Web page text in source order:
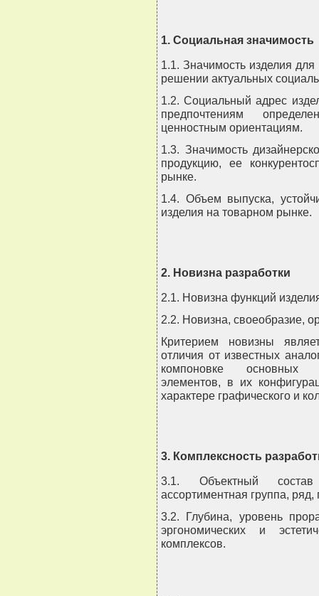
1. Социальная значимость
1.1. Значимость изделия
решении актуальных
1.2. Социальный адрес
предпочтениям
ценностным ориентациям.
1.3. Значимость
продукцию, ее
рынке.
1.4. Объем выпуска,
изделия на товарном рынке.
2. Новизна разработки
2.1. Новизна функций
2.2. Новизна, своеобразие,
Критерием новизны
отличия от известных
компоновке основных
элементов, в их
характере графического и
3. Комплексность
3.1. Объектный состав
ассортиментная группа,
3.2. Глубина, уровень
эргономических и
комплексов.